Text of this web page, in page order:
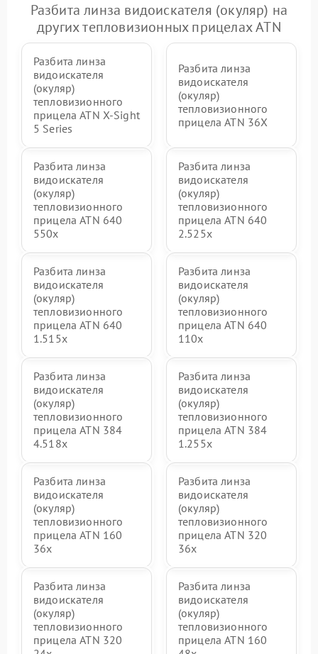
Разбита линза видоискателя (окуляр) на
других тепловизионных прицелах ATN
Разбита линза
видоискателя
(окуляр)
тепловизионного
прицела ATN X‑Sight
5 Series
Разбита линза
видоискателя
(окуляр)
тепловизионного
прицела ATN 36X
Разбита линза
видоискателя
(окуляр)
тепловизионного
прицела ATN 640
550x
Разбита линза
видоискателя
(окуляр)
тепловизионного
прицела ATN 640
2.525x
Разбита линза
видоискателя
(окуляр)
тепловизионного
прицела ATN 640
1.515x
Разбита линза
видоискателя
(окуляр)
тепловизионного
прицела ATN 640
110x
Разбита линза
видоискателя
(окуляр)
тепловизионного
прицела ATN 384
4.518x
Разбита линза
видоискателя
(окуляр)
тепловизионного
прицела ATN 384
1.255х
Разбита линза
видоискателя
(окуляр)
тепловизионного
прицела ATN 160
36x
Разбита линза
видоискателя
(окуляр)
тепловизионного
прицела ATN 320
36x
Разбита линза
видоискателя
(окуляр)
тепловизионного
прицела ATN 320
Разбита линза
видоискателя
(окуляр)
тепловизионного
прицела ATN 160